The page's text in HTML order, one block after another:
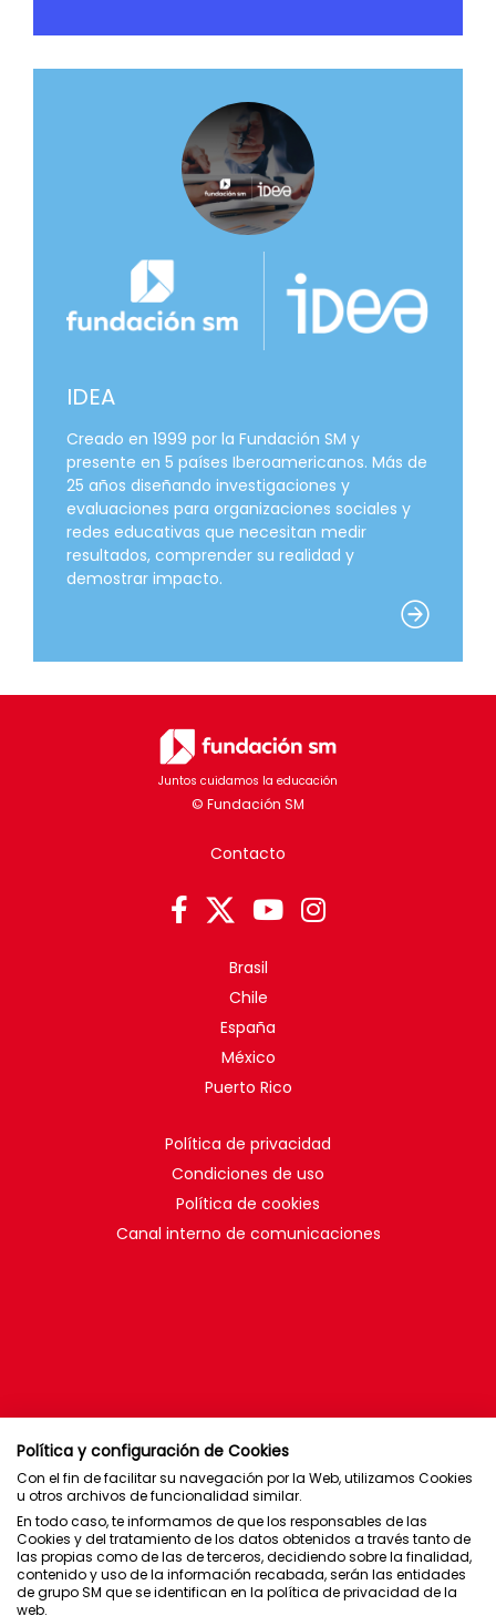
IDEA
Creado en 1999 por la Fundación SM y
presente en 5 países Iberoamericanos. Más de
25 años diseñando investigaciones y
evaluaciones para organizaciones sociales y
redes educativas que necesitan medir
resultados, comprender su realidad y
demostrar impacto.
Juntos cuidamos la educación
Contacto
Brasil
Chile
España
México
Puerto Rico
Política de privacidad
Condiciones de uso
Política de cookies
Canal interno de comunicaciones
Política y configuración de Cookies
Con el fin de facilitar su navegación por la Web, utilizamos Cookies
u otros archivos de funcionalidad similar.
En todo caso, te informamos de que los responsables de las
Cookies y del tratamiento de los datos obtenidos a través tanto de
las propias como de las de terceros, decidiendo sobre la finalidad,
contenido y uso de la información recabada, serán las entidades
de grupo SM que se identifican en la política de privacidad de la
web.